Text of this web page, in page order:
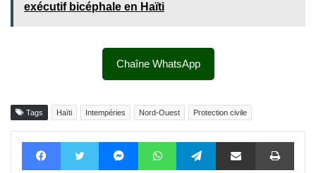
exécutif bicéphale en Haïti
Chaîne WhatsApp
Tags Haïti Intempéries Nord-Ouest Protection civile
FacebookTwitter MessengerWhatsAppTelegram Partager par email